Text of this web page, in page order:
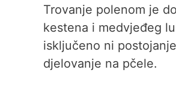
Trovanje polenom je
kestena i medvjeđeg
isključeno ni
djelovanje na pčele.